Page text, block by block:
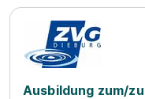
Ausbildung zum/